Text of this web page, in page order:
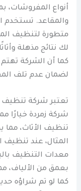
أنواع المفروشات،
والمقاعد. تستخدم
متطورة لتنظيف
لك نتائج مذهلة
كما أن الشركة
لضمان عدم تلف
تعتبر شركة تنظيف
شركة زمردة خيارًا
تنظيف الأثاث،
المثال، عند
معدات التنظيف
بعمق من الألياف،
كما لو تم شراؤه